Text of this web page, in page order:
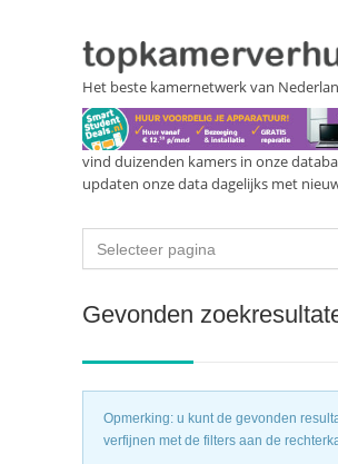
Het beste kamernetwerk van
vind duizenden kamers in onze
updaten onze data dagelijks met
Gevonden
Opmerking: u kunt de gevonden
verfijnen met de filters aan de